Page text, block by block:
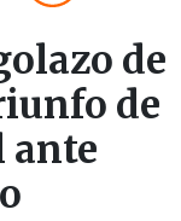
de
de
ante